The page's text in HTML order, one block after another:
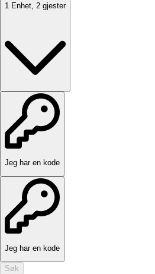
1 Enhet 2 gjester
Jeg har en kode
Jeg har en kode
Søk